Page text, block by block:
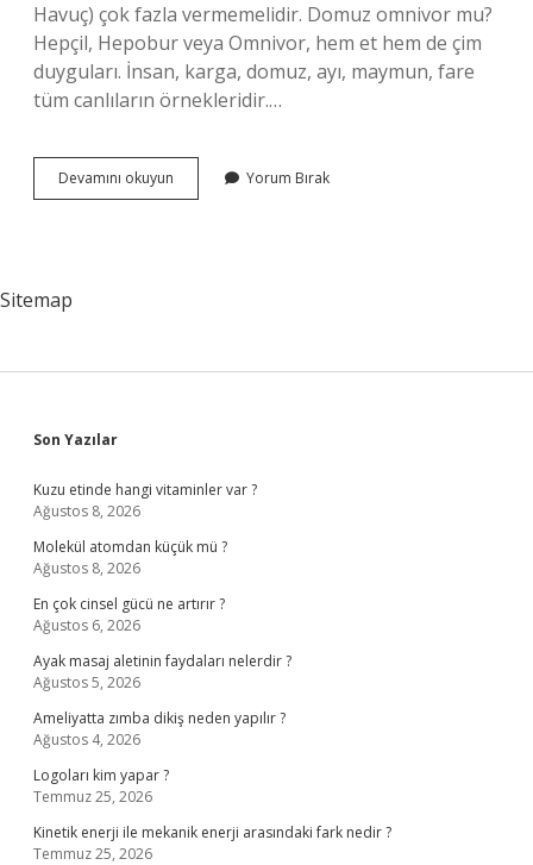
Havuç) çok fazla vermemelidir. Domuz omnivor mu?
Hepçil, Hepobur veya Omnivor, hem et hem de çim
duyguları. İnsan, karga, domuz, ayı, maymun, fare
tüm canlıların örnekleridir.…
Devamını okuyun
Omnivor
Yorum Bırak
Sitemap
Sidebar
Son Yazılar
Kuzu etinde hangi vitaminler var ?
Ağustos 8, 2026
Molekül atomdan küçük mü ?
Ağustos 8, 2026
En çok cinsel gücü ne artırır ?
Ağustos 6, 2026
Ayak masaj aletinin faydaları nelerdir ?
Ağustos 5, 2026
Ameliyatta zımba dikiş neden yapılır ?
Ağustos 4, 2026
Logoları kim yapar ?
Temmuz 25, 2026
Kinetik enerji ile mekanik enerji arasındaki fark nedir ?
Temmuz 25, 2026